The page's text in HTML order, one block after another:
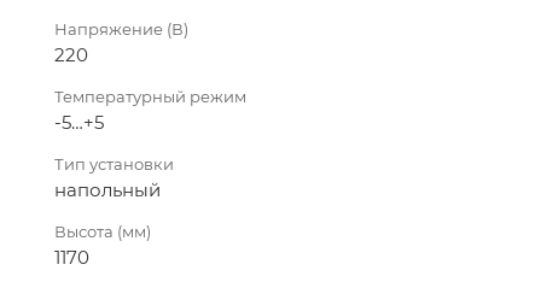
Напряжение (В)
220
Температурный режим
-5…+5
Тип установки
напольный
Высота (мм)
1170